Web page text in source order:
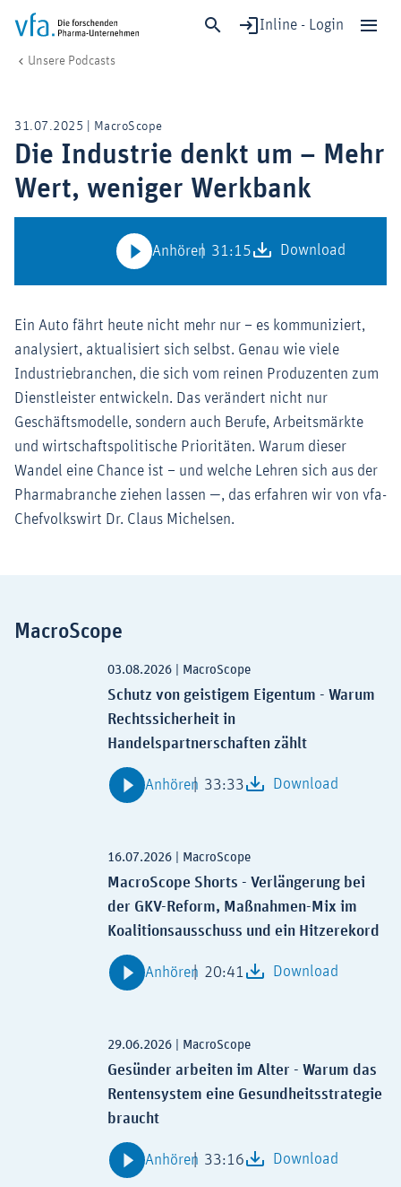
Inline - Login
Forschung & Entwicklung
Gesundheit & Versorgung
Digitalisierung & KI
Verband & Mitglieder
Medien
Unsere Podcasts
31.07.2025 | MacroScope
Die Industrie denkt um – Mehr
Wert, weniger Werkbank
Anhören 31:15 Download
Ein Auto fährt heute nicht mehr nur – es kommuniziert,
analysiert, aktualisiert sich selbst. Genau wie viele
Industriebranchen, die sich vom reinen Produzenten zum
Dienstleister entwickeln. Das verändert nicht nur
Geschäftsmodelle, sondern auch Berufe, Arbeitsmärkte
und wirtschaftspolitische Prioritäten. Warum dieser
Wandel eine Chance ist – und welche Lehren sich aus der
Pharmabranche ziehen lassen —, das erfahren wir von vfa-
Chefvolkswirt Dr. Claus Michelsen.
MacroScope
Zur Podcast Detailansicht: Schutz von
03.08.2026 MacroScope
Schutz von geistigem Eigentum - Warum
Rechtssicherheit in
Handelspartnerschaften zählt
Anhören 33:33 Download
Zur Podcast Detailansicht: MacroScope
16.07.2026 MacroScope
MacroScope Shorts - Verlängerung bei
der GKV-Reform, Maßnahmen-Mix im
Koalitionsausschuss und ein Hitzerekord
Anhören 20:41 Download
Zur Podcast Detailansicht: Gesünder
29.06.2026 MacroScope
Gesünder arbeiten im Alter - Warum das
Rentensystem eine Gesundheitsstrategie
braucht
Anhören 33:16 Download